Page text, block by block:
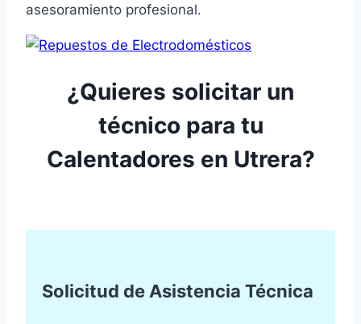
asesoramiento profesional.
¿Quieres solicitar un
técnico para tu
Calentadores en Utrera?
Solicitud de Asistencia Técnica